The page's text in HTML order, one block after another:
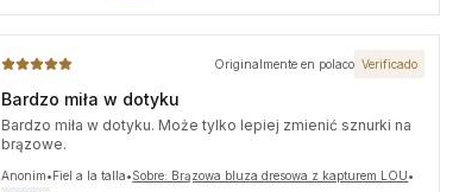
Originalmente en polaco Verificado
Bardzo miła w dotyku
Bardzo miła w dotyku. Może tylko lepiej zmienić sznurki na
brązowe.
Anonim•Fiel a la talla•Sobre: Brązowa bluza dresowa z kapturem LOU•